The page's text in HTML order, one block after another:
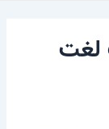
لغت